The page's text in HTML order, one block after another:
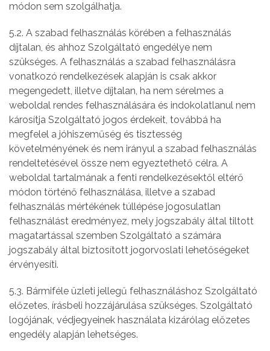
módon sem szolgálhatja.
5.2. A szabad felhasználás körében a felhasználás
díjtalan, és ahhoz Szolgáltató engedélye nem
szükséges. A felhasználás a szabad felhasználásra
vonatkozó rendelkezések alapján is csak akkor
megengedett, illetve díjtalan, ha nem sérelmes a
weboldal rendes felhasználására és indokolatlanul nem
károsítja Szolgáltató jogos érdekeit, továbbá ha
megfelel a jóhiszeműség és tisztesség
követelményének és nem irányul a szabad felhasználás
rendeltetésével össze nem egyeztethető célra. A
weboldal tartalmának a fenti rendelkezésektől eltérő
módon történő felhasználása, illetve a szabad
felhasználás mértékének túllépése jogosulatlan
felhasználást eredményez, mely jogszabály által tiltott
magatartással szemben Szolgáltató a számára
jogszabály által biztosított jogorvoslati lehetőségeket
érvényesíti.
5.3. Bármiféle üzleti jellegű felhasználáshoz Szolgáltató
előzetes, írásbeli hozzájárulása szükséges. Szolgáltató
logójának, védjegyeinek használata kizárólag előzetes
engedély alapján lehetséges.